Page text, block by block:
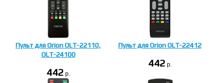
Пульт для Orion OLT-22110,
OLT-24100
442 p.
Пульт для Orion OLT-22412
442 p.